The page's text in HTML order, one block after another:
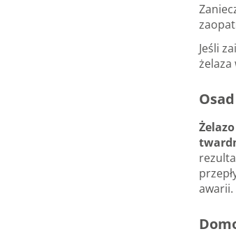
Jeśli
żelaza
awarii.